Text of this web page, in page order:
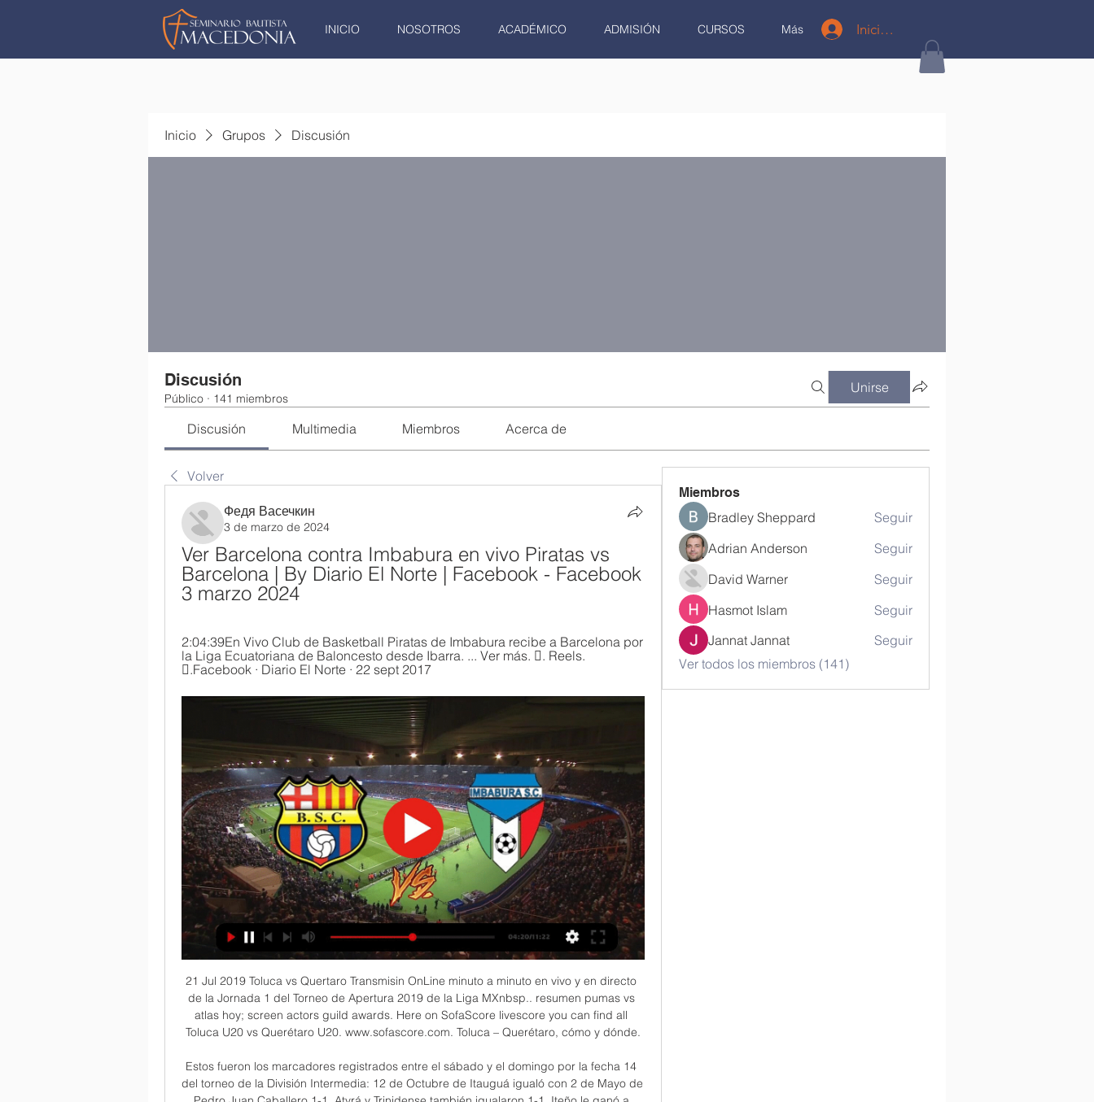
INICIO NOSOTROS ACADÉMICO ADMISIÓN CURSOS Más Iniciar sesión
Inicio Grupos Discusión
Discusión
Público · 141 miembros
Unirse
Discusión Multimedia Miembros Acerca de
Volver
Федя Васечкин
3 de marzo de 2024
Ver Barcelona contra Imbabura en vivo Piratas vs
Barcelona | By Diario El Norte | Facebook - Facebook
3 marzo 2024
2:04:39En Vivo Club de Basketball Piratas de Imbabura recibe a Barcelona por
la Liga Ecuatoriana de Baloncesto desde Ibarra. ... Ver más. 󱣝. Reels.
󱝍.Facebook · Diario El Norte · 22 sept 2017
21 Jul 2019 Toluca vs Quertaro Transmisin OnLine minuto a minuto en vivo y en directo de la Jornada 1 del Torneo de Apertura 2019 de la Liga MXnbsp.. resumen pumas vs atlas hoy; screen actors guild awards. Here on SofaScore livescore you can find all Toluca U20 vs Querétaro U20. www.sofascore.com. Toluca – Querétaro, cómo y dónde.

Estos fueron los marcadores registrados entre el sábado y el domingo por la fecha 14 del torneo de la División Intermedia: 12 de Octubre de Itauguá igualó con 2 de Mayo de Pedro Juan Caballero 1-1, Atyrá y Trinidense también igualaron 1-1, Iteño le ganó a Fulgencio Yegros por 2-1, Resistencia y Rubio Ñu igualaron 0-0.

América vs Santos Laguna Dónde VER EN DIRECTO ONLINE LIVE EN VIVO Jornada 17 del Apertura 2019 Liga MX. 1 noviembre, 2019. Alianza FC vs San Carlos EN VIVO EN DIRECTO ONLINE LIVE Cuartos de Final Juego de Vuelta por la Liga Concacaf 2019. Champions League.

La competencia por el premio Cy Young en la Liga Nacional se ha tornado intensa y numerosa. El ineficiente trabajo realizado por Hyun. Cibao FC y Atlético Pantoja se miden hoy en el choque que definirá quien se queda con la corona. Jhoel López está vivo para contarlo y agradece a Dios lo que denominó "una nueva oportunidad" de.

universidad rafael landÍvar facultad de ciencias econÓmicas y empresariales licenciatura en administraciÓn de empresas “proceso de recursos humanos empleados por las empresas dedicadas al transporte de materiales de construcciÓn” tesis de grado darlyn rocÍo de leÓn cortÉz carnet 20038-13 guatemala de la asunciÓn, agosto de 2017

Panamá -El equipo de Puerto Rico abrió de forma contundente el Torneo Premundial Sub 23 al vencer vía nocaut 10-0 a la selección de Colombia, en un partido abreviado a siete entradas, celebrado en el estadio Remón Cantera de Panamá. El encuentro marcó el debut del estelar receptor de Las Mayores, Yadier Molina, como dirigente.

Todos los datos y el resultado al minuto del partido entre Gaia Squarcialupi - Lavinia Lancellotti del ITF Tunisia 29A 2019 La tenista italiana Gaia Squarcialupi, número 1384 de la WTA, cumplió los pronósticos al vencer por 7-5 y 6-2 a Lavinia Lancellotti, tenista italiana en la ronda previa de

Barcelona SC vs Imbabura Sporting Club Directo & H2H Comprueba cómo ver la transmisión en vivo de Barcelona SC vs Imbabura Sporting Club de forma gratuita & todas las estadísticas H2H.

Seguimos pendientes de los incendios en la Amazonía y hoy nos centramos en Bolivia que lucha contra el fuego desde hace varios días. Hablamos en directo con Ruben Darío Arias del colectivo Contiocap y con el ministro de Medio Ambiente del Gobierno de Bolivia, Carlos Ortuño Yáñez.

La Real Balompédica Linense será el rival en la jornada 2 para un Universidad Católica de Murcia Club de Fútbol que llega tras empatar en el arranque 0-0 ante el Atlético Sanluqueño. La Balona llega con una plantilla muy renovada, con más de una quincena de futbolistas nuevos, entre ellos el sierraleonés Koroma, que ha llegado esta semana.

A la hora de elegir un SSD para tu equipo, deberéis de tomar la decisión de si decantaros pro los que emplean el más tradicional bus de datos SATA, o bien os decantáis por la opción más moderna, los nuevos NVMe. En este artículo veremos sus diferencias.

Fútbol Barcelona vs Imbabura Sporting Club 3/03/2024 Transmisión en vivo. Imbabura Sporting Club · Revisión · H2H. Fútbol Ver estadísticas · Liga Premier. Pyramids. Ahly. 27 feb. 15:00. Ver estadísticas.

Musan Salama (Finlandia) estadísticas- Comprueba estadísticas detalladas , encuentros, ratings de jugador y de equipo, plantilla, mejores jugadores, resumenes de formacines, goles, asistencias, gráficos, clasificaciones y noticias.

El saldo de esos partidos se encuentra a favor del América, pues ha ganado en 21 ocasiones, empatado en 16 y perdido en 14. La gran rivalidad entre Águilas y universitarios, se ve reflejada en los últimos 10 partidos, pues sólo 2 han terminado en empate y los triunfos se reparten 6 para el América y 2 para Pumas.

Didier Drogba resucitó a Costa de Marfil, contra las cuerdas en el duelo ante Senegal, clasificatorio para la Copa de frica, y con su gol en los últimos minutos proporcionó el triunfo a su equipo (4-2), que afronta ahora el encuentro de vue

Atlético Tucumán vs. Talleres EN VIVO ONLINE vía TNT Sports: duelo por la fecha 9 de la Superliga Argentina Newell’s vs. Banfield EN VIVO: se miden en el inicio de la fecha 9 de la Superliga Argentina Tolima aplastó 5-2 al Deportivo Cali con doblete de Campaz

Ver Imbabura vs Barcelona SC (ECU) el 04.08.2024 Resúmenes y transmisiones en vivo del encuentro de fútbol Liga Pro 2024 entre Imbabura y Barcelona SC (ECU). El mejor lugar para ver el partido del ...

En un verdadero partidazo, la Sub 17 prevaleció contra el CEB Puerto Montt por 78-77 en el Gimnasio Municipal Mario Marchant Binder, obteniendo el pase a la final de la …

Pronóstico Barcelona SC Imbabura Sporting Club hace 1 día — Barcelona SC contra Imbabura, en el Estadio Monumental Isidro Romero 5.93 · 12.6. Verifica. Ver todas las cuotas Barcelona SC - Imbabura ...

Mira el resultado del Atlético de Madrid - Sporting Gijón en Yahoo Eurosport. Mira comentarios incluyendo lo más destacado, noticias, alineaciones, puntuaciones de los jugadores y mucho más

Barcelona vs. Imbabura: fecha, horarios, árbitros, canales Dónde ver el partido Barcelona vs. Imbabura. El juego Brighton: fecha, horarios, canales de TV y streaming para ver en vivo a Pervis Estupiñán por la FA Cup.

En directo, Extremadura - Ponferradina El conjunto de Jon Pérez Bolo busca su primera victoria a domicilio en el campo del equipo extremeño, donde el entrenador lograr el ascenso a Segunda División B con su anterior club. LEONOTICIAS Actualizado a.

Alianza Atletico vs Cesar Vallejo Online en Vivo Viernes, 06 de febrero del 2015 La primera fecha de la temporada 2015 del fútbol peruano, del Torneo del Inca sera entre Alianza Atletico que enfrentará a Cesar Vallejo, este dia se enfrentaran en el Estadio Estadio Miguel Grau y tu podras ver en VIVO Alianza Atletico vs Cesar Vallejo.

La factura de crédito electrónica en Argentina inicia su implementación obligatoria. 18/02/2019. La Factura de Crédito Electrónica MiPyMEs en Argentina será obligatoria con el objetivo de impulsar el financiamiento de las micro, pequeñas y medianas empresas.

Información: El resultado Metropolitanos vs. Deportivo Táchira de Fútbol de Venezuela se muestra en tiempo real. Si la transmisión en vivo y en directo no se encuentra disponible, el resultado será actualizado apenas finalice el partido.

Universidades de Santa Cruz Bolivia. Postergado examen de Becas UPSA-CAINCO - La Universidad Privada de Santa Cruz de la Sierra (UPSA) comunica a. (FNI) de la Universidad Técnica de Oruro (UTO), está presente en las protestas que llevan adelante diferentes institucio.

Los argentinos se medirán en el primer encuentro ante Samoa, que viene de caer en la semifinales del Bowl con Australia, mientras que después enfrentarán a los fijianos antes de cerrar con el local, que recientemente consiguió el tercer lugar del seven de Glasgow.

El Campeonato 2019-20 (oficialmente conocida como la Liga de Plata y también como Torneo Luis Baltazar Ramírez) de la Segunda División de El Salvador.

El entrenador de Boca Juniors, Gustavo Alfaro, en la primera práctica de fútbol de la semana, paró hoy un equipo con línea de tres defensores centrales, una de las variantes que el técnico podría aplicar para la revancha ante River por la Copa Libertadores, el martes 22 de octubre.

La mayoría de los refuerzos tuvieron un pobre desempeño durante el torneo, finalizando el equipo con 22 puntos en el décimo lugar de la competencia, pero pese a ello alcanzó la instancia de repesca, contra el club América. Monarcas ganó por global de 3 - 1 (ganó 3-0 en el Estadio Morelos y perdió 1-0 en el Estadio Azteca), con lo cual.

Los únicos dos españoles supervivientes en el torneo de tenis de Hamburgo (Alemania), son Rafael Nadal, que venció a su compatriota Fernando Verdasco en primera ronda, y Jaume Munar, que ganó por la retirada de su compatriota Guillermo Garcia-López en idéntica eliminatoria.

Enfrentamientos y resultados de Barcelona SC vs Imbabura ¡La eliminatoria de la UEFA Champions League ha vuelto! Sumérgete en los marcadores en directo, noticias exclusivas y momentos destacados desde la cúspide del ...

Barcelona SC vs Imbabura Sporting Club resultados en El marcador en vivo Barcelona SC Imbabura Sporting Club (y el video online en vivo) comienza el 3 mar 2024 a las 23:00 horas UTC en Estadio Monumental Banco ...

Ver el infográfico sobre VVV Venlo vs Panathinaikos Atenas - Sporticos.com - es un servicio web que presenta la información de los partidos de futbol por medio de atractivos infográficos . Cookies policy This website uses cookies for constant improvement of functioning of the service.

Imbabura: marcadores en directo, resultados y partidos Barcelona SC. Imbabura. 03.03. 15:00. Imbabura. Delfín. 09.03. 12:30. Mushuc Runa. Imbabura. 16.03. 11:00. Orense. Imbabura. 19.03. 14:30. Imbabura. Cumbaya.

Modelo de negocio Liverpool Modelo de negocio integrado y estratégico Almacenes Departamentales y Boutiques 126 almacenes departamentales (+1.5mm m2) en ubicaciones estratégicas 122 almacenes Suburbia Desarrollada línea de negocio e-commerce Centros Comerciales Más de 1,500 arrendatariosde Nivel de ocupación del 96%

La Máquina es el apelativo de una formación del club River Plate que ganó 10 títulos oficiales durante los años 1940, comúnmente considerada por la prensa especializada como el mejor equipo del mundo, y una de las más notorias en la historia del fútbol Mundial y la mejor del fútbol Argentino.

Ubicado en la esquina de División del Norte y Vertiz, contará con acceso a todos los servicios de transporte público, restaurantes, centros comerciales y a una importante área verde y de esparcimiento, el Parque de los Venados. Benito Juárez tiene la absorción de vi
Miembros
Bradley Sheppard
Seguir
Adrian Anderson
Seguir
David Warner
Seguir
Hasmot Islam
Seguir
Jannat Jannat
Seguir
Ver todos los miembros (141)